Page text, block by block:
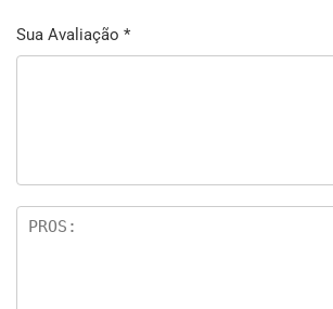
Sua Avaliação *